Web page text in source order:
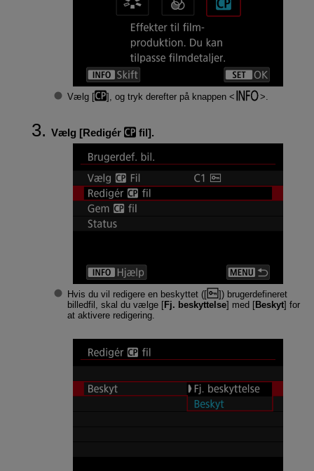
Vælg [ ], og tryk derefter på knappen .
Vælg [Redigér fil].
Hvis du vil redigere en beskyttet ([
]) brugerdefineret
billedfil, skal du vælge [Fj. beskyttelse] med [Beskyt] for
at aktivere redigering.